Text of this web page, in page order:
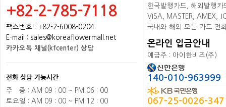
+82-2-785-7118
팩스번호 : +82-2-6008-0204
E-mail : sales@koreaflowermall.net
카카오톡 채널(kfcenter) 상담
전화 상담 가능시간
주
중 : AM 09 : 00 ~ PM 06 : 00
토요일 : AM 09 : 00 ~ PM 12 : 00
한국발행카드, 해외발행
VISA, MASTER, AMEX,
국내와 해외 모든 카드 전
온라인 입금안내
예금주 : 아이한비즈(주)
140-010-963999
067-25-0026-347